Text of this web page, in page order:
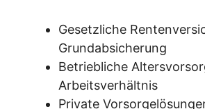
Gesetzliche
Grundabsicherung
Betriebliche
Arbeitsverhältnis
Private